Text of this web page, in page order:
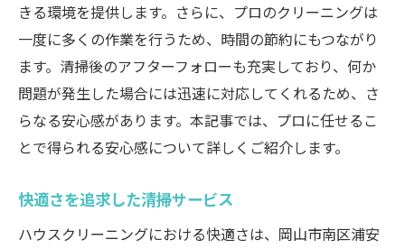
きる環境を提供します。さらに、プロのクリーニングは
一度に多くの作業を行うため、時間の節約にもつながり
ます。清掃後のアフターフォローも充実しており、何か
問題が発生した場合には迅速に対応してくれるため、さ
らなる安心感があります。本記事では、プロに任せるこ
とで得られる安心感について詳しくご紹介します。
快適さを追求した清掃サービス
ハウスクリーニングにおける快適さは、岡山市南区浦安